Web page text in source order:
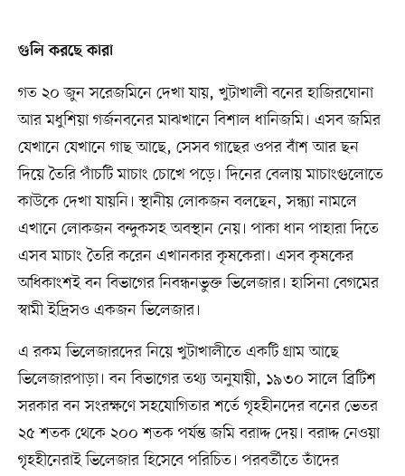
গুলি করছে কারা
গত ২০ জুন সরেজমিনে দেখা যায়, খুটাখালী বনের হাজিরঘোনা
আর মধুশিয়া গর্জনবনের মাঝখানে বিশাল ধানিজমি। এসব জমির
যেখানে যেখানে গাছ আছে, সেসব গাছের ওপর বাঁশ আর ছন
দিয়ে তৈরি পাঁচটি মাচাং চোখে পড়ে। দিনের বেলায় মাচাংগুলোতে
কাউকে দেখা যায়নি। স্থানীয় লোকজন বলছেন, সন্ধ্যা নামলে
এখানে লোকজন বন্দুকসহ অবস্থান নেয়। পাকা ধান পাহারা দিতে
এসব মাচাং তৈরি করেন এখানকার কৃষকেরা। এসব কৃষকের
অধিকাংশই বন বিভাগের নিবন্ধনভুক্ত ভিলেজার। হাসিনা বেগমের
স্বামী ইদ্রিসও একজন ভিলেজার।
এ রকম ভিলেজারদের নিয়ে খুটাখালীতে একটি গ্রাম আছে
ভিলেজারপাড়া। বন বিভাগের তথ্য অনুযায়ী, ১৯৩০ সালে ব্রিটিশ
সরকার বন সংরক্ষণে সহযোগিতার শর্তে গৃহহীনদের বনের ভেতর
২৫ শতক থেকে ২০০ শতক পর্যন্ত জমি বরাদ্দ দেয়। বরাদ্দ নেওয়া
গৃহহীনেরাই ভিলেজার হিসেবে পরিচিত। পরবর্তীতে তাঁদের